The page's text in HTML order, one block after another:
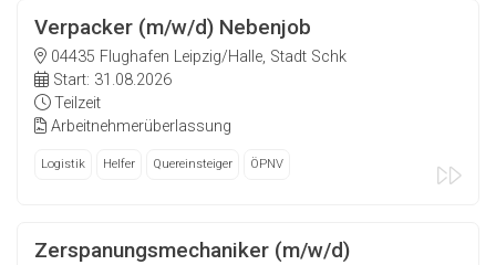
Verpacker (m/w/d) Nebenjob
04435 Flughafen Leipzig/Halle, Stadt Schk
Start: 31.08.2026
Teilzeit
Arbeitnehmerüberlassung
Logistik Helfer Quereinsteiger ÖPNV
Zerspanungsmechaniker (m/w/d)